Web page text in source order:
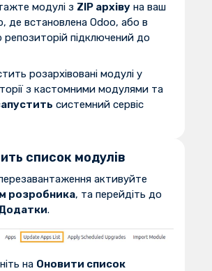
модулі з ZIP архіву на ваш
де встановлена Odoo, або в
репозиторій підключений до
розархівовані модулі у
з кастомними модулями та
системний сервіс
список модулів
активуйте
розробника, та перейдіть до
.
на Оновити список